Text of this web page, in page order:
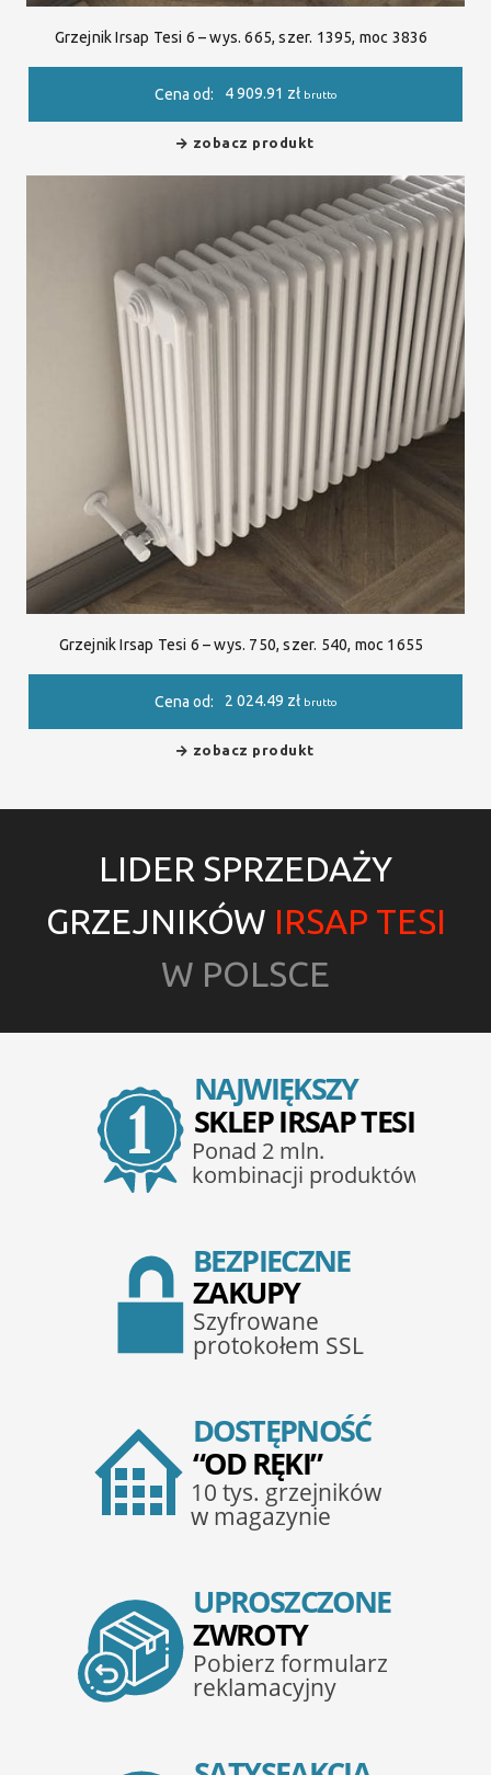
Grzejnik Irsap Tesi 6 – wys. 665, szer. 1395, moc 3836
Cena od: 4 909.91 zł brutto
zobacz produkt
Grzejnik Irsap Tesi 6 – wys. 750, szer. 540, moc 1655
Cena od: 2 024.49 zł brutto
zobacz produkt
LIDER SPRZEDAŻY
GRZEJNIKÓW IRSAP TESI
W POLSCE